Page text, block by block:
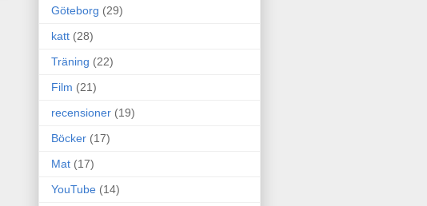
Göteborg (29)
katt (28)
Träning (22)
Film (21)
recensioner (19)
Böcker (17)
Mat (17)
YouTube (14)